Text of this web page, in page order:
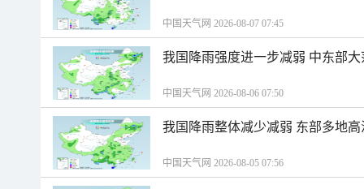
中国天气网 2026-08-07 07:45
我国降雨强度进一步减弱 中东部
中国天气网 2026-08-06 07:50
我国降雨整体减少减弱 东部多地
中国天气网 2026-08-05 07:56